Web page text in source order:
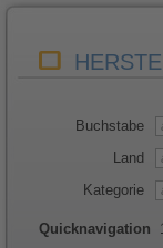
Buchstabe
Land
Kategorie
Quicknavigation